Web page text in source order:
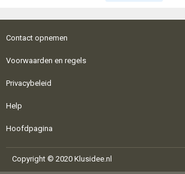
Contact opnemen
Voorwaarden en regels
Privacybeleid
Help
Hoofdpagina
Copyright © 2020 Klusidee.nl